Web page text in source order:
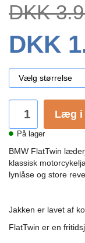
DKK
DKK
Læg i
På lager
BMW FlatTwin
klassisk
lynlåse og store
Jakken er lavet af
FlatTwin er en